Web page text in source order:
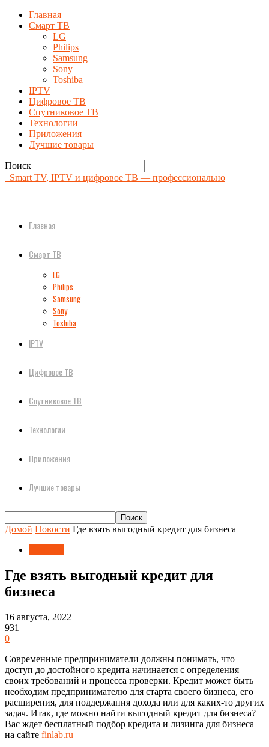
Главная
Смарт ТВ
LG
Philips
Samsung
Sony
Toshiba
IPTV
Цифровое ТВ
Спутниковое ТВ
Технологии
Приложения
Лучшие товары
Поиск
Smart TV, IPTV и цифровое ТВ — профессионально
Главная
Смарт ТВ
LG
Philips
Samsung
Sony
Toshiba
IPTV
Цифровое ТВ
Спутниковое ТВ
Технологии
Приложения
Лучшие товары
Домой Новости Где взять выгодный кредит для бизнеса
Где взять выгодный кредит для
бизнеса
16 августа, 2022
931
0
Современные предприниматели должны понимать, что
доступ до достойного кредита начинается с определения
своих требований и процесса проверки. Кредит может быть
необходим предпринимателю для старта своего бизнеса, его
расширения, для поддержания дохода или для каких-то других
задач. Итак, где можно найти выгодный кредит для бизнеса?
Вас ждет бесплатный подбор кредита и лизинга для бизнеса
на сайте finlab.ru